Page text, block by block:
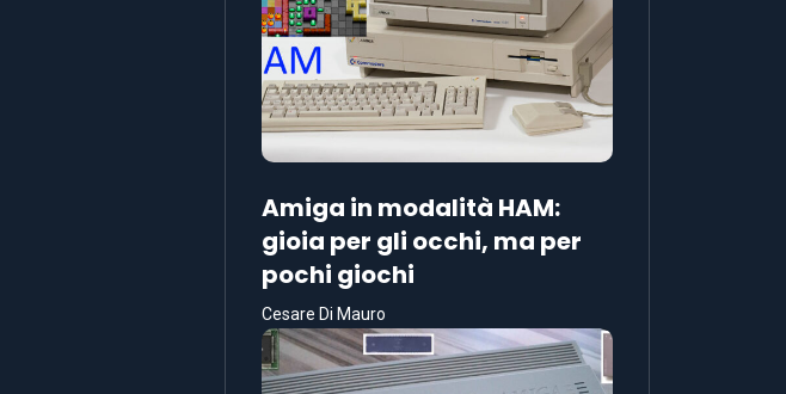
Amiga in modalità HAM:
gioia per gli occhi, ma per
pochi giochi
Cesare Di Mauro